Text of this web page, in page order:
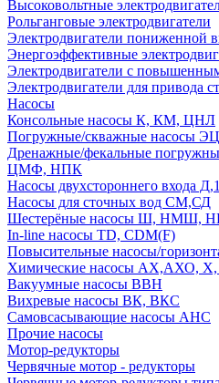
Высоковольтные
Рольганговые электродвигатели
Электродвигатели пониженной
Энергоэффективные
Электродвигатели с
Электродвигатели для привода
Насосы
Консольные насосы К, КМ, ЦНЛ
Погружные/скважные насосы
Дренажные/фекальные
ЦМФ, НПК
Насосы двухстороннего входа
Насосы для сточных вод СМ,СД
Шестерёные насосы Ш, НМШ,
In-line насосы TD, CDM(F)
Повысительные насосы/
Химические насосы АХ,АХО,
Вакуумные насосы ВВН
Вихревые насосы ВК, ВКС
Самовсасывающие насосы АНС
Прочие насосы
Мотор-редукторы
Червячные мотор - редукторы